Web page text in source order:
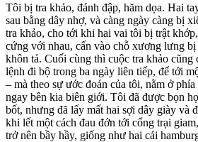
Tôi bị tra khảo, đánh đập, hăm dọa. Hai
sau bằng dây nhợ, và càng ngày càng bị
tra khảo, cho tới khi hai vai tôi bị trật
cứng với nhau, cấn vào chỗ xương lưng
khôn tả. Cuối cùng thì cuộc tra khảo cũng
lệnh đi bộ trong ba ngày liên tiếp, để tới
– mà theo sự ước đoán của tôi, nằm ở
ngay bên kia biên giới. Tôi đã được bọn
bốt, nhưng đã lấy mất hai sợi dây giày và
khi lết một cách đau đớn tới cổng trại
trở nên bầy hầy, giống như hai cái